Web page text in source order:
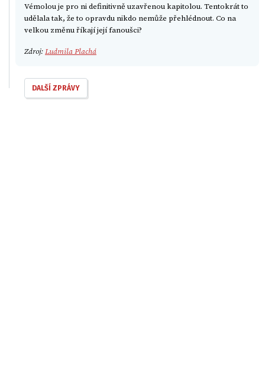
Vémolou je pro ni definitivně uzavřenou kapitolou. Tentokrát to
udělala tak, že to opravdu nikdo nemůže přehlédnout. Co na
velkou změnu říkají její fanoušci?
Zdroj:Ludmila Plachá
DALŠÍ ZPRÁVY